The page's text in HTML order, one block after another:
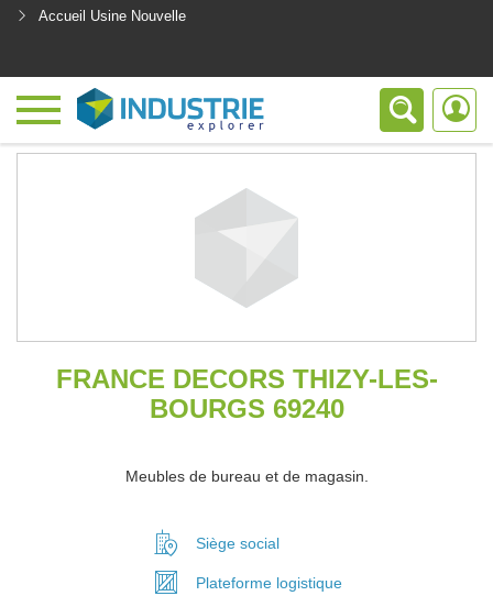
Accueil Usine Nouvelle
FRANCE DECORS THIZY-LES-
BOURGS 69240
Meubles de bureau et de magasin.
Siège social
Plateforme logistique